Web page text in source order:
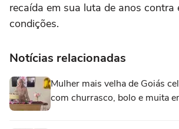
recaída em sua luta de anos contra
condições.
Notícias relacionadas
Mulher mais velha de Goiás
com churrasco, bolo e muita